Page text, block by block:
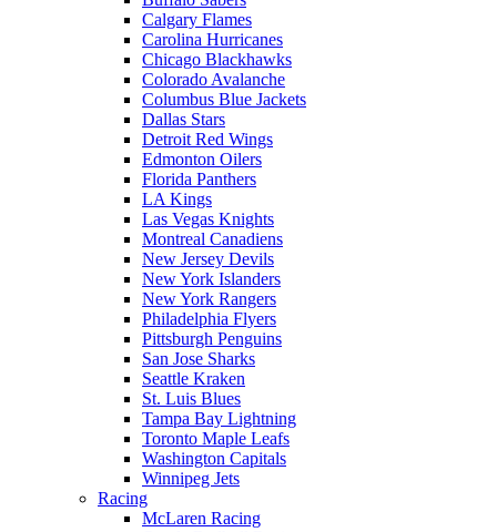
Calgary Flames
Carolina Hurricanes
Chicago Blackhawks
Colorado Avalanche
Columbus Blue Jackets
Dallas Stars
Detroit Red Wings
Edmonton Oilers
Florida Panthers
LA Kings
Las Vegas Knights
Montreal Canadiens
New Jersey Devils
New York Islanders
New York Rangers
Philadelphia Flyers
Pittsburgh Penguins
San Jose Sharks
Seattle Kraken
St. Luis Blues
Tampa Bay Lightning
Toronto Maple Leafs
Washington Capitals
Winnipeg Jets
Racing
McLaren Racing